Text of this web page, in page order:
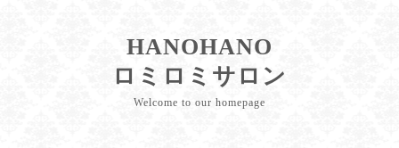
HANOHANO
ロミロミサロン
Welcome to our homepage